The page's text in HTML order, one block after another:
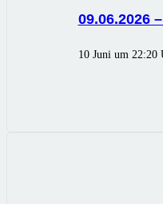
09.06.2026
10 Juni um 22:20